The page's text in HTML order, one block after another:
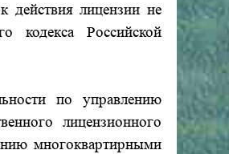
действия лицензии не
кодекса Российской
по управлению
лицензионного
многоквартирными